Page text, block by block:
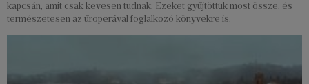
kapcsán, amit csak kevesen tudnak. Ezeket gyűjtöttük most össze, és
természetesen az űroperával foglalkozó könyvekre is.